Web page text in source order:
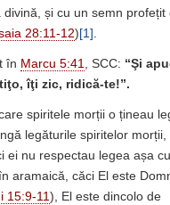
și cu un semn profețit
28:11-12)[1]
în Marcu 5:41 , SCC: “Şi
îţi zic, ridică-te!”.
spiritele morții o țineau
legăturile spiritelor morții,
ei nu respectau legea așa
aramaică, căci El este
15:9-11), El este dincolo de